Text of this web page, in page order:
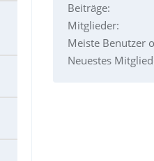
Beiträge
Mitglieder
Meiste Benutzer
Neuestes Mitglied